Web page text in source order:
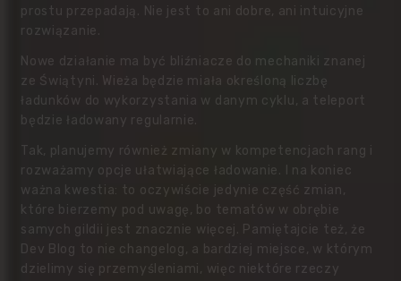
prostu przepadają. Nie jest to ani dobre, ani intuicyjne
rozwiązanie.
Nowe działanie ma być bliźniacze do mechaniki znanej
ze Świątyni. Wieża będzie miała określoną liczbę
ładunków do wykorzystania w danym cyklu, a teleport
będzie ładowany regularnie.
Tak, planujemy również zmiany w kompetencjach rang i
rozważamy opcje ułatwiające ładowanie. I na koniec
ważna kwestia: to oczywiście jedynie część zmian,
które bierzemy pod uwagę, bo tematów w obrębie
samych gildii jest znacznie więcej. Pamiętajcie też, że
Dev Blog to nie changelog, a bardziej miejsce, w którym
dzielimy się przemyśleniami, więc niektóre rzeczy